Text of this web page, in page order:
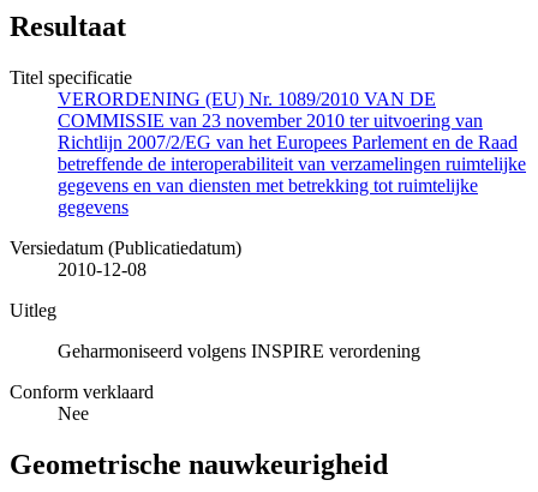
Resultaat
Titel specificatie
VERORDENING (EU) Nr. 1089/2010 VAN DE
COMMISSIE van 23 november 2010 ter uitvoering van
Richtlijn 2007/2/EG van het Europees Parlement en de Raad
betreffende de interoperabiliteit van verzamelingen ruimtelijke
gegevens en van diensten met betrekking tot ruimtelijke
gegevens
Versiedatum (Publicatiedatum)
2010-12-08
Uitleg
Geharmoniseerd volgens INSPIRE verordening
Conform verklaard
Nee
Geometrische nauwkeurigheid